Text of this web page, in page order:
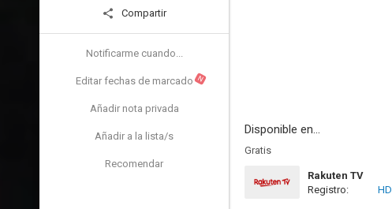
Compartir
Notificarme cuando...
Editar fechas de marcado N
Añadir nota privada
Añadir a la lista/s
Recomendar
Disponible en...
Gratis
Rakuten TV
Registro:
HD